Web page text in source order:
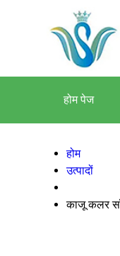
होम पेज
होम
उत्पादों
काजू कलर